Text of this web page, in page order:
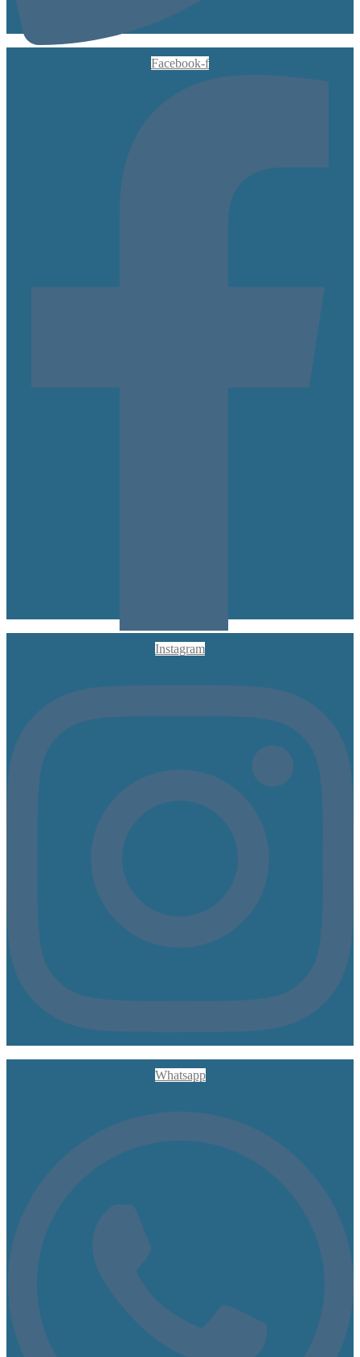
Facebook-f
Instagram
Whatsapp